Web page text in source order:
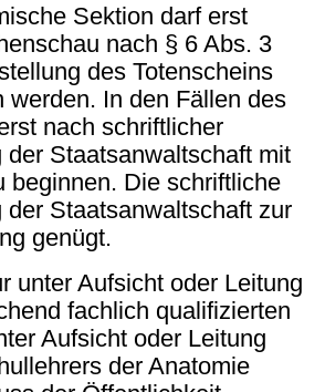
Sektion darf erst
nach § 6 Abs. 3
des Totenscheins
werden. In den Fällen des
nach schriftlicher
der Staatsanwaltschaft mit
beginnen. Die schriftliche
der Staatsanwaltschaft zur
genügt.
unter Aufsicht oder Leitung
fachlich qualifizierten
Aufsicht oder Leitung
der Anatomie